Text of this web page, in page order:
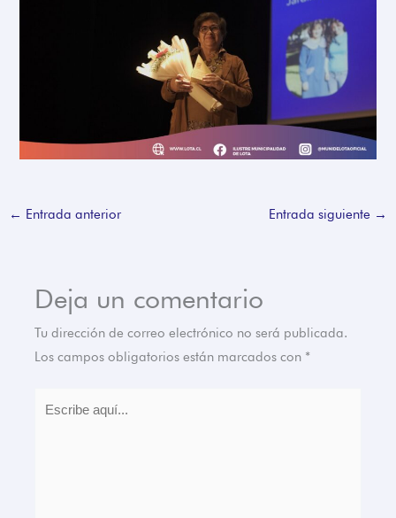
← Entrada anterior Entrada siguiente →
Deja un comentario
Tu dirección de correo electrónico no será publicada.
Los campos obligatorios están marcados con *